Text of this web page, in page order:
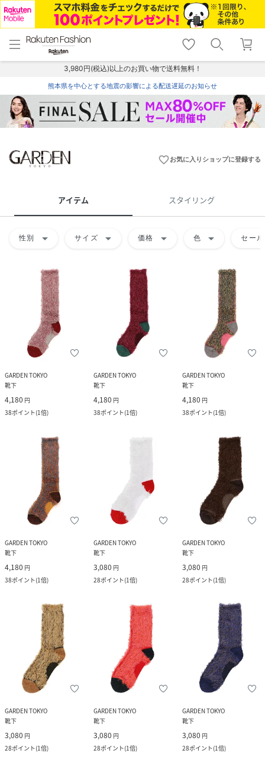
menu home
トップ
shopping_cart lock_outline
ログイン
3,980円(税込)以上のお買い物で送料無料！
熊本県を中心とする地震の影響による配送遅延のお知らせ
favorite_borderお気に入りショップに登録する
アイテム スタイリング
性別 arrow_drop_down サイズ arrow_drop_down 価格 arrow_drop_down 色 arrow_drop_down セール
GARDEN TOKYO
靴下
4,180 円
38ポイント(1倍)
GARDEN TOKYO
靴下
4,180 円
38ポイント(1倍)
GARDEN TOKYO
靴下
4,180 円
38ポイント(1倍)
GARDEN TOKYO
靴下
4,180 円
38ポイント(1倍)
GARDEN TOKYO
靴下
3,080 円
28ポイント(1倍)
GARDEN TOKYO
靴下
3,080 円
28ポイント(1倍)
GARDEN TOKYO
靴下
3,080 円
28ポイント(1倍)
GARDEN TOKYO
靴下
3,080 円
28ポイント(1倍)
GARDEN TOKYO
靴下
3,080 円
28ポイント(1倍)